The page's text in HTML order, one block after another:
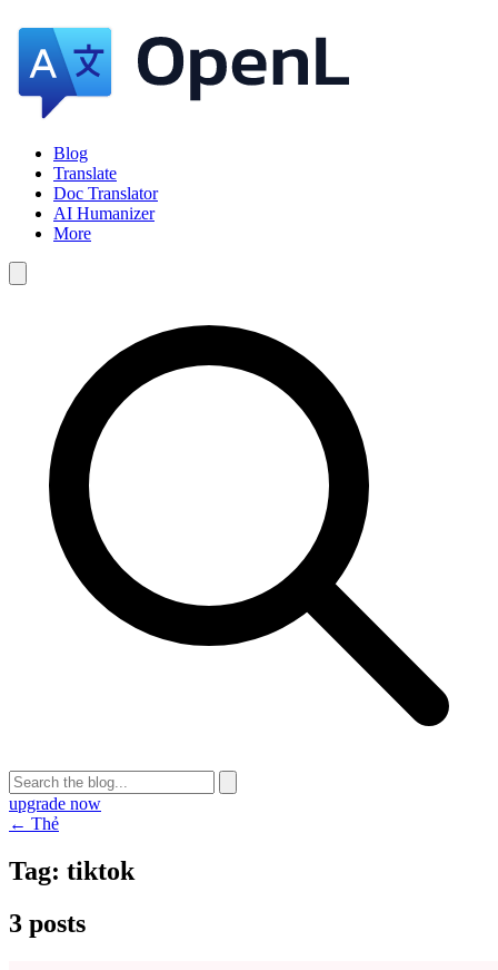
Blog
Translate
Doc Translator
AI Humanizer
More
upgrade now
← Thẻ
Tag: tiktok
3 posts